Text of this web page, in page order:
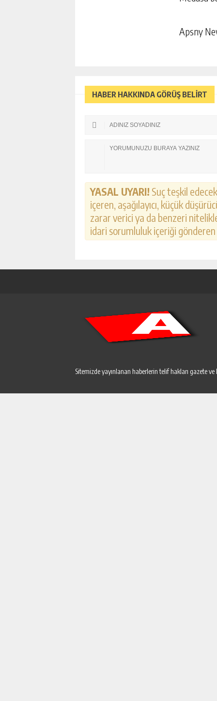
Apsny
HABER HAKKINDA GÖRÜŞ BELİRT
YASAL UYARI! Suç teşkil
içeren, aşağılayıcı, küçük
zarar verici ya da benzeri
idari sorumluluk içeriği
Sitemizde yayınlanan haberlerin telif hakları gazete